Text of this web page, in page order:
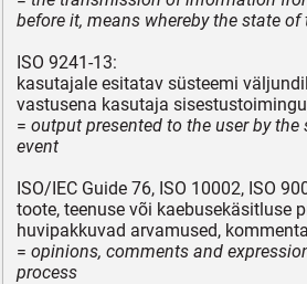
before it, means whereby the state
ISO 9241-13:
kasutajale esitatav süsteemi
vastusena kasutaja
= output presented to the user by
event
ISO/IEC Guide 76, ISO 10002, ISO
toote, teenuse või kaebusekäsitluse
huvipakkuvad arvamused,
= opinions, comments and
process